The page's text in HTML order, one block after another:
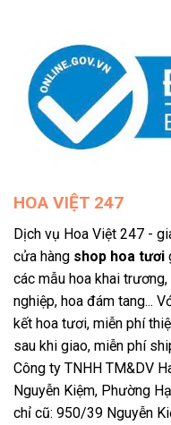
HOA VIỆT 247
Dịch vụ Hoa Việt 247 -
cửa hàng shop hoa tươi
các mẫu hoa khai
nghiệp, hoa đám tang...
kết hoa tươi, miễn phí
sau khi giao, miễn phí
Công ty TNHH TM&DV
Nguyễn Kiệm, Phường
chỉ cũ: 950/39 Nguyễn